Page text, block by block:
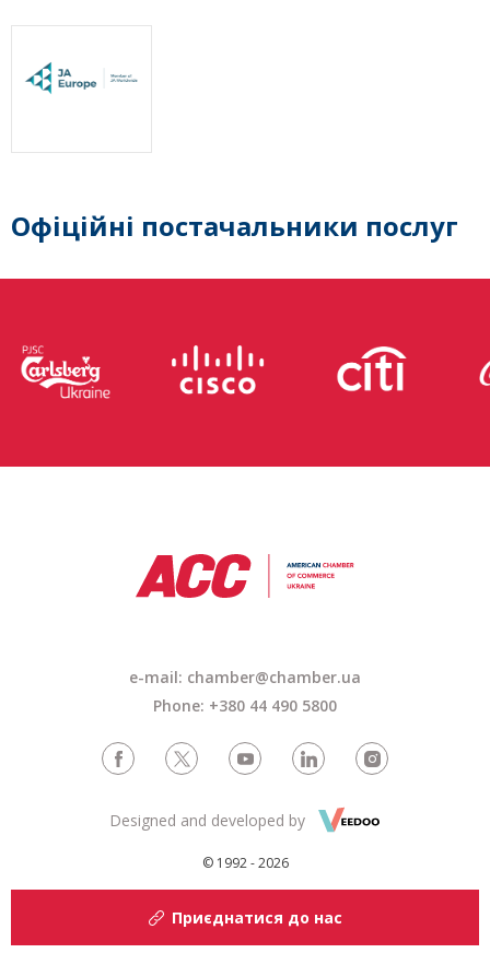
Офіційні постачальники послуг
e-mail: chamber@chamber.ua
Phone: +380 44 490 5800
© 1992 - 2026
Designed and developed by
Приєднатися до нас